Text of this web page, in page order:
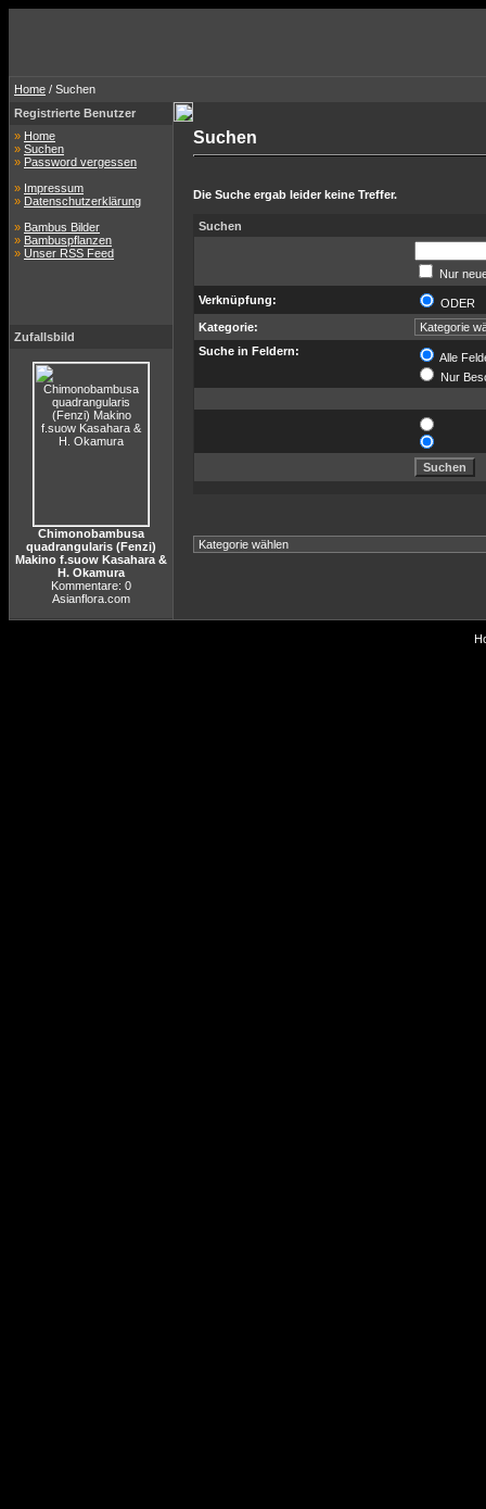
Home / Suchen
Registrierte Benutzer
» Home
» Suchen
» Password vergessen
» Impressum
» Datenschutzerklärung
» Bambus Bilder
» Bambuspflanzen
» Unser RSS Feed
Zufallsbild
Chimonobambusa
quadrangularis (Fenzi)
Makino f.suow Kasahara &
H. Okamura
Kommentare: 0
Asianflora.com
Suchen
Die Suche ergab leider keine Treffer.
Suchen
Nur
Verknüpfung:
ODER
Kategorie:
Suche in Feldern:
Alle
Nur